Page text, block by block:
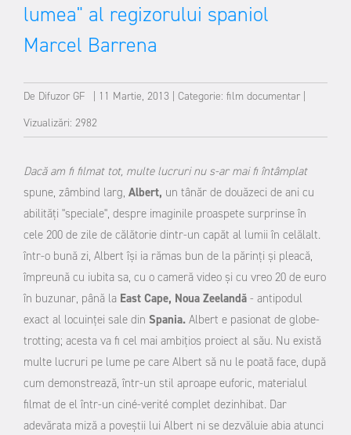
lumea" al regizorului spaniol
Marcel Barrena
De Difuzor GF | 11 Martie, 2013 | Categorie: film documentar |
Vizualizări: 2982
Dacă am fi filmat tot, multe lucruri nu s-ar mai fi întâmplat
spune, zâmbind larg, Albert, un tânăr de douăzeci de ani cu
abilități "speciale", despre imaginile proaspete surprinse în
cele 200 de zile de călătorie dintr-un capăt al lumii în celălalt.
într-o bună zi, Albert îşi ia rămas bun de la părinți și pleacă,
împreună cu iubita sa, cu o cameră video și cu vreo 20 de euro
în buzunar, până la East Cape, Noua Zeelandă - antipodul
exact al locuinţei sale din Spania. Albert e pasionat de globe-
trotting; acesta va fi cel mai ambițios proiect al său. Nu există
multe lucruri pe lume pe care Albert să nu le poată face, după
cum demonstrează, într-un stil aproape euforic, materialul
filmat de el într-un ciné-verité complet dezinhibat. Dar
adevărata miză a poveștii lui Albert ni se dezvăluie abia atunci